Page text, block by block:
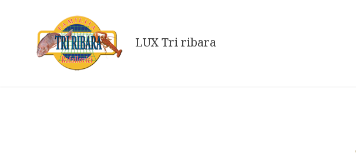
LUX Tri ribara